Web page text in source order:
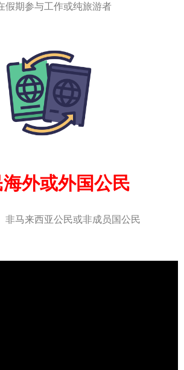
假期参与工作或纯旅游者
外或外国公民
非马来西亚公民或非成员国公民